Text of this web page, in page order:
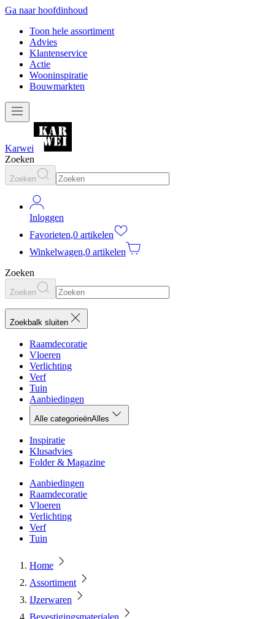
Ga naar hoofdinhoud
Toon hele assortiment
Advies
Klantenservice
Actie
Wooninspiratie
Bouwmarkten
Karwei
Zoeken
Zoeken
Inloggen
Favorieten,0 artikelen
Winkelwagen,0 artikelen
Zoeken
Zoeken
Zoekbalk sluiten
Raamdecoratie
Vloeren
Verlichting
Verf
Tuin
Aanbiedingen
Alle categorieënAlles
Inspiratie
Klusadvies
Folder & Magazine
Aanbiedingen
Raamdecoratie
Vloeren
Verlichting
Verf
Tuin
Home
Assortiment
IJzerwaren
Bevestigingsmaterialen